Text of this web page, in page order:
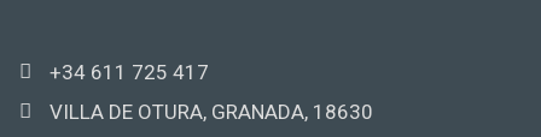
+34 611 725 417
VILLA DE OTURA, GRANADA, 18630